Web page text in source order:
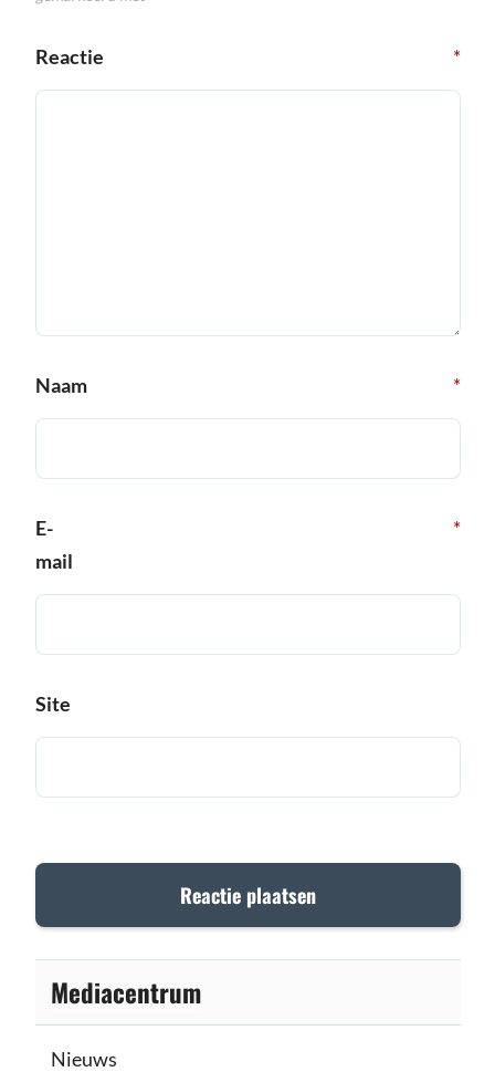
Reactie *
Naam *
E-
mail
*
Site
Mediacentrum
Nieuws